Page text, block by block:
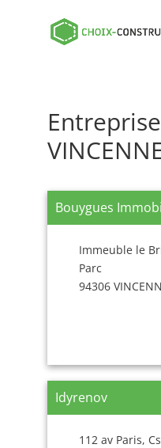
Bouygues
Immeuble le
Parc
94306
Idyrenov
112 av Paris,